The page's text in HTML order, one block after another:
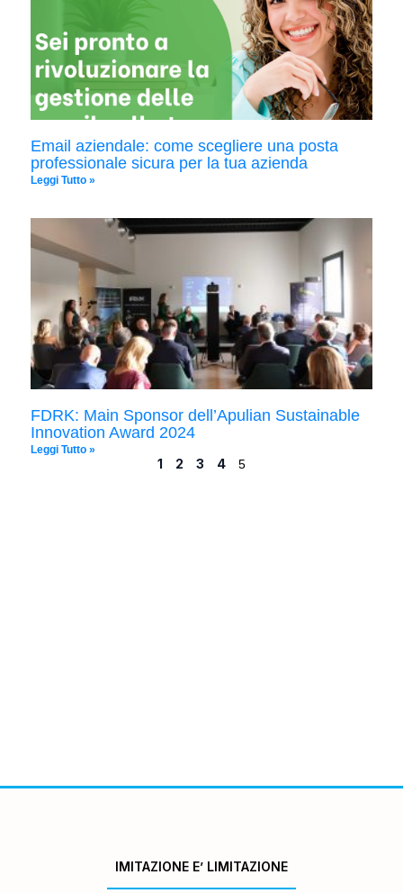
Email aziendale: come scegliere una posta
professionale sicura per la tua azienda
Leggi Tutto »
FDRK: Main Sponsor dell’Apulian Sustainable
Innovation Award 2024
Leggi Tutto »
1 2 3 4 5
IMITAZIONE E’ LIMITAZIONE